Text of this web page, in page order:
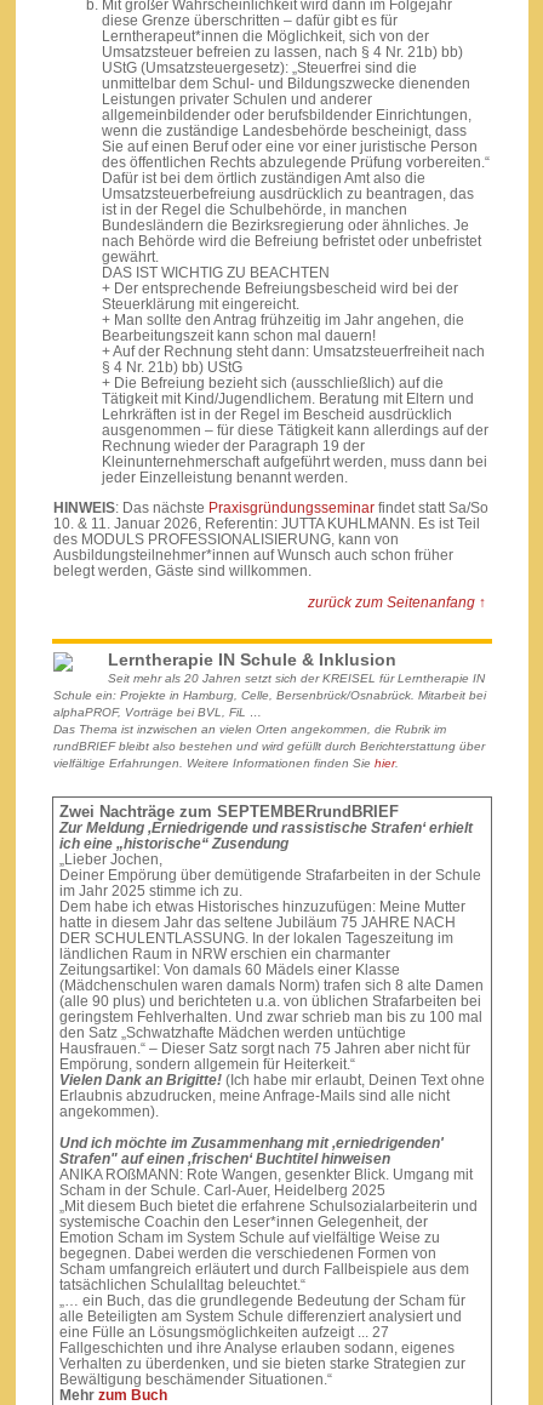
Mit großer Wahrscheinlichkeit wird dann im Folgejahr
diese Grenze überschritten – dafür gibt es für
Lerntherapeut*innen die Möglichkeit, sich von der
Umsatzsteuer befreien zu lassen, nach § 4 Nr. 21b) bb)
UStG (Umsatzsteuergesetz): „Steuerfrei sind die
unmittelbar dem Schul- und Bildungszwecke dienenden
Leistungen privater Schulen und anderer
allgemeinbildender oder berufsbildender Einrichtungen,
wenn die zuständige Landesbehörde bescheinigt, dass
Sie auf einen Beruf oder eine vor einer juristische Person
des öffentlichen Rechts abzulegende Prüfung vorbereiten.“
Dafür ist bei dem örtlich zuständigen Amt also die
Umsatzsteuerbefreiung ausdrücklich zu beantragen, das
ist in der Regel die Schulbehörde, in manchen
Bundesländern die Bezirksregierung oder ähnliches. Je
nach Behörde wird die Befreiung befristet oder unbefristet
gewährt.
DAS IST WICHTIG ZU BEACHTEN
+ Der entsprechende Befreiungsbescheid wird bei der
Steuerklärung mit eingereicht.
+ Man sollte den Antrag frühzeitig im Jahr angehen, die
Bearbeitungszeit kann schon mal dauern!
+ Auf der Rechnung steht dann: Umsatzsteuerfreiheit nach
§ 4 Nr. 21b) bb) UStG
+ Die Befreiung bezieht sich (ausschließlich) auf die
Tätigkeit mit Kind/Jugendlichem. Beratung mit Eltern und
Lehrkräften ist in der Regel im Bescheid ausdrücklich
ausgenommen – für diese Tätigkeit kann allerdings auf der
Rechnung wieder der Paragraph 19 der
Kleinunternehmerschaft aufgeführt werden, muss dann bei
jeder Einzelleistung benannt werden.
HINWEIS: Das nächste Praxisgründungsseminar findet statt Sa/So
10. & 11. Januar 2026, Referentin: JUTTA KUHLMANN. Es ist Teil
des MODULS PROFESSIONALISIERUNG, kann von
Ausbildungsteilnehmer*innen auf Wunsch auch schon früher
belegt werden, Gäste sind willkommen.
zurück zum Seitenanfang ↑
Lerntherapie IN Schule & Inklusion
Seit mehr als 20 Jahren setzt sich der KREISEL für Lerntherapie IN
Schule ein: Projekte in Hamburg, Celle, Bersenbrück/Osnabrück. Mitarbeit bei
alphaPROF, Vorträge bei BVL, FiL …
Das Thema ist inzwischen an vielen Orten angekommen, die Rubrik im
rundBRIEF bleibt also bestehen und wird gefüllt durch Berichterstattung über
vielfältige Erfahrungen. Weitere Informationen finden Sie hier.
Zwei Nachträge zum SEPTEMBERrundBRIEF
Zur Meldung ‚Erniedrigende und rassistische Strafen‘ erhielt
ich eine „historische“ Zusendung
„Lieber Jochen,
Deiner Empörung über demütigende Strafarbeiten in der Schule
im Jahr 2025 stimme ich zu.
Dem habe ich etwas Historisches hinzuzufügen: Meine Mutter
hatte in diesem Jahr das seltene Jubiläum 75 JAHRE NACH
DER SCHULENTLASSUNG. In der lokalen Tageszeitung im
ländlichen Raum in NRW erschien ein charmanter
Zeitungsartikel: Von damals 60 Mädels einer Klasse
(Mädchenschulen waren damals Norm) trafen sich 8 alte Damen
(alle 90 plus) und berichteten u.a. von üblichen Strafarbeiten bei
geringstem Fehlverhalten. Und zwar schrieb man bis zu 100 mal
den Satz „Schwatzhafte Mädchen werden untüchtige
Hausfrauen.“ – Dieser Satz sorgt nach 75 Jahren aber nicht für
Empörung, sondern allgemein für Heiterkeit.“
Vielen Dank an Brigitte! (Ich habe mir erlaubt, Deinen Text ohne
Erlaubnis abzudrucken, meine Anfrage-Mails sind alle nicht
angekommen).
Und ich möchte im Zusammenhang mit ,erniedrigenden'
Strafen" auf einen ‚frischen‘ Buchtitel hinweisen
ANIKA ROßMANN: Rote Wangen, gesenkter Blick. Umgang mit
Scham in der Schule. Carl-Auer, Heidelberg 2025
„Mit diesem Buch bietet die erfahrene Schulsozialarbeiterin und
systemische Coachin den Leser*innen Gelegenheit, der
Emotion Scham im System Schule auf vielfältige Weise zu
begegnen. Dabei werden die verschiedenen Formen von
Scham umfangreich erläutert und durch Fallbeispiele aus dem
tatsächlichen Schulalltag beleuchtet.“
„… ein Buch, das die grundlegende Bedeutung der Scham für
alle Beteiligten am System Schule differenziert analysiert und
eine Fülle an Lösungsmöglichkeiten aufzeigt ... 27
Fallgeschichten und ihre Analyse erlauben sodann, eigenes
Verhalten zu überdenken, und sie bieten starke Strategien zur
Bewältigung beschämender Situationen.“
Mehr zum Buch